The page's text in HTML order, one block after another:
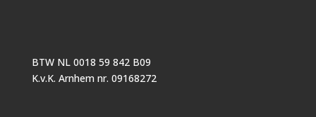
BTW NL 0018 59 842 B09
K.v.K. Arnhem nr. 09168272